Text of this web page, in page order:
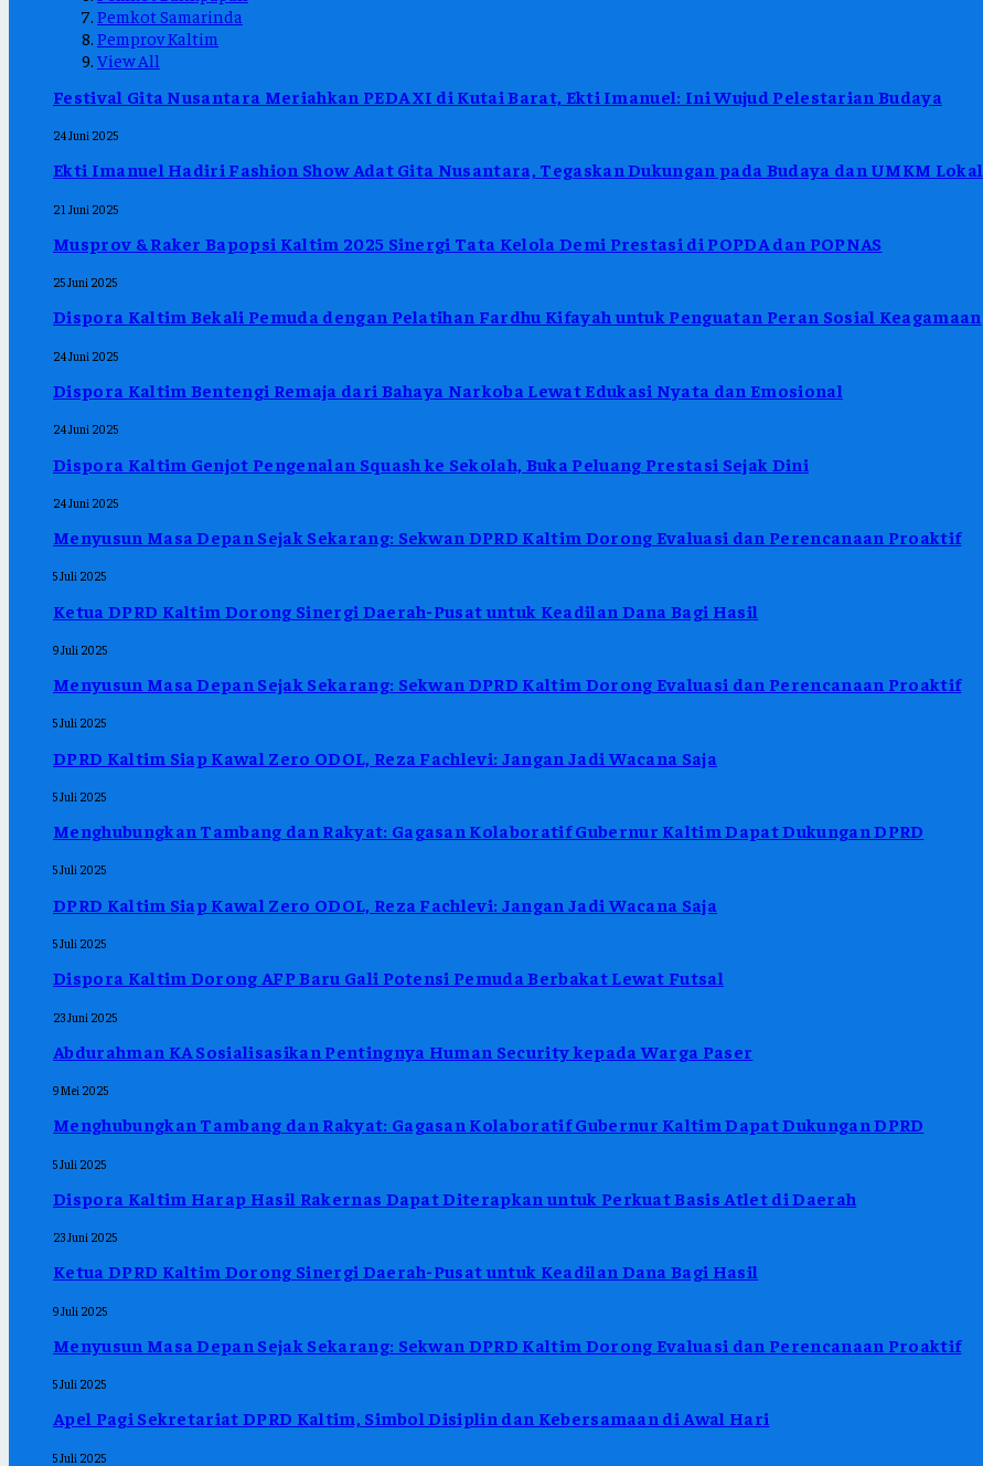
Pemkot Samarinda
Pemprov Kaltim
View All
Festival Gita Nusantara Meriahkan PEDA XI di Kutai Barat, Ekti Imanuel: Ini Wujud Pelestarian Budaya
24 Juni 2025
Ekti Imanuel Hadiri Fashion Show Adat Gita Nusantara, Tegaskan Dukungan pada Budaya dan UMKM Lokal
21 Juni 2025
Musprov & Raker Bapopsi Kaltim 2025 Sinergi Tata Kelola Demi Prestasi di POPDA dan POPNAS
25 Juni 2025
Dispora Kaltim Bekali Pemuda dengan Pelatihan Fardhu Kifayah untuk Penguatan Peran Sosial Keagamaan
24 Juni 2025
Dispora Kaltim Bentengi Remaja dari Bahaya Narkoba Lewat Edukasi Nyata dan Emosional
24 Juni 2025
Dispora Kaltim Genjot Pengenalan Squash ke Sekolah, Buka Peluang Prestasi Sejak Dini
24 Juni 2025
Menyusun Masa Depan Sejak Sekarang: Sekwan DPRD Kaltim Dorong Evaluasi dan Perencanaan Proaktif
5 Juli 2025
Ketua DPRD Kaltim Dorong Sinergi Daerah-Pusat untuk Keadilan Dana Bagi Hasil
9 Juli 2025
Menyusun Masa Depan Sejak Sekarang: Sekwan DPRD Kaltim Dorong Evaluasi dan Perencanaan Proaktif
5 Juli 2025
DPRD Kaltim Siap Kawal Zero ODOL, Reza Fachlevi: Jangan Jadi Wacana Saja
5 Juli 2025
Menghubungkan Tambang dan Rakyat: Gagasan Kolaboratif Gubernur Kaltim Dapat Dukungan DPRD
5 Juli 2025
DPRD Kaltim Siap Kawal Zero ODOL, Reza Fachlevi: Jangan Jadi Wacana Saja
5 Juli 2025
Dispora Kaltim Dorong AFP Baru Gali Potensi Pemuda Berbakat Lewat Futsal
23 Juni 2025
Abdurahman KA Sosialisasikan Pentingnya Human Security kepada Warga Paser
9 Mei 2025
Menghubungkan Tambang dan Rakyat: Gagasan Kolaboratif Gubernur Kaltim Dapat Dukungan DPRD
5 Juli 2025
Dispora Kaltim Harap Hasil Rakernas Dapat Diterapkan untuk Perkuat Basis Atlet di Daerah
23 Juni 2025
Ketua DPRD Kaltim Dorong Sinergi Daerah-Pusat untuk Keadilan Dana Bagi Hasil
9 Juli 2025
Menyusun Masa Depan Sejak Sekarang: Sekwan DPRD Kaltim Dorong Evaluasi dan Perencanaan Proaktif
5 Juli 2025
Apel Pagi Sekretariat DPRD Kaltim, Simbol Disiplin dan Kebersamaan di Awal Hari
5 Juli 2025